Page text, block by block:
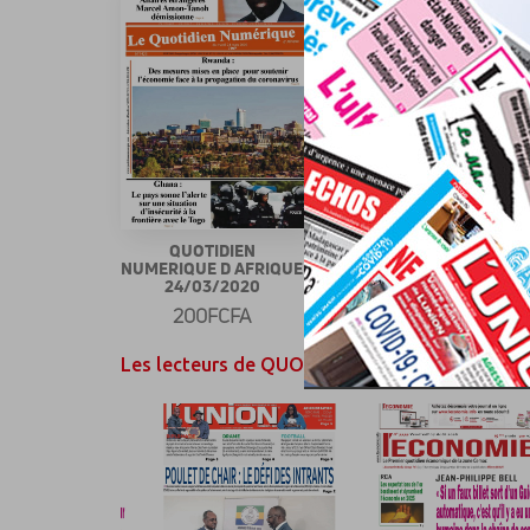
QUOTIDIEN
NUMERIQUE D AFRIQUE
24/03/2020
200FCFA
QUOTIDIEN
NUMERIQUE D AFRIQUE
22/03/2020
200FCFA
Les lecteurs de QUOTIDIEN NUMERIQUE D